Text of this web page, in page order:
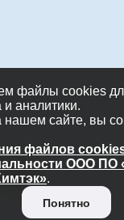
файлы cookies
и аналитики.
нашем сайте, вы
файлов
ООО ПО
.
Понятно